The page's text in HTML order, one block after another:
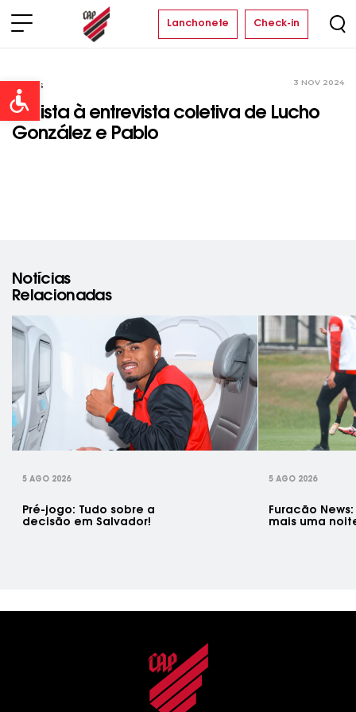
Open toolbar
Lanchonete Check-in
Vídeos 3 NOV 2024
Assista à entrevista coletiva de Lucho
González e Pablo
Notícias
Relacionadas
5 AGO 2026
Pré-jogo: Tudo sobre a
decisão em Salvador!
5 AGO 2026
Furacão
mais uma